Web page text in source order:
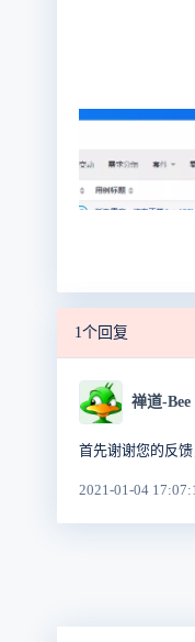
1个回复
禅道-Bee
首先谢谢您的反
2021-01-04